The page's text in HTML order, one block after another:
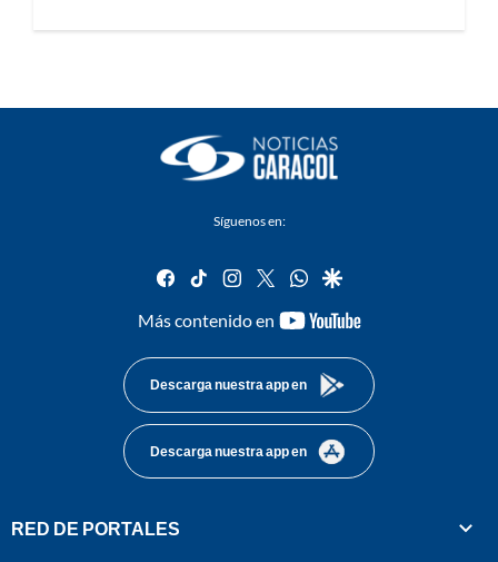
Síguenos en:
facebook
tiktok instagram
twitterwhatsapp
google
Más contenido en
youtube-
Descarga nuestra app en
Descarga nuestra app en
RED DE PORTALES